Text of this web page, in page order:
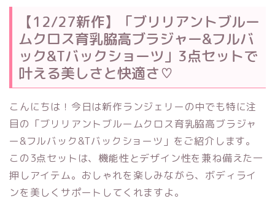
【12/27新作】「ブリリアントブルー
ムクロス育乳脇高ブラジャー&フルバ
ック&Tバックショーツ」3点セットで
叶える美しさと快適さ♡
こんにちは！今日は新作ランジェリーの中でも特に注
目の「ブリリアントブルームクロス育乳脇高ブラジャ
ー&フルバック&Tバックショーツ」をご紹介します。
この3点セットは、機能性とデザイン性を兼ね備えた一
押しアイテム。おしゃれを楽しみながら、ボディライ
ンを美しくサポートしてくれますよ。